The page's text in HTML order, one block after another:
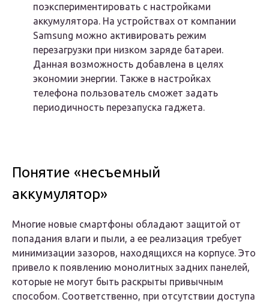
поэкспериментировать с настройками
аккумулятора. На устройствах от компании
Samsung можно активировать режим
перезагрузки при низком заряде батареи.
Данная возможность добавлена в целях
экономии энергии. Также в настройках
телефона пользователь сможет задать
периодичность перезапуска гаджета.
Понятие «несъемный
аккумулятор»
Многие новые смартфоны обладают защитой от
попадания влаги и пыли, а ее реализация требует
минимизации зазоров, находящихся на корпусе. Это
привело к появлению монолитных задних панелей,
которые не могут быть раскрыты привычным
способом. Соответственно, при отсутствии доступа